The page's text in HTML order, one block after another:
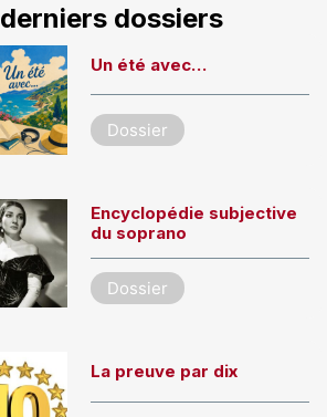
dossiers
Un été avec…
Dossier
Encyclopédie subjective
du soprano
Dossier
La preuve par dix